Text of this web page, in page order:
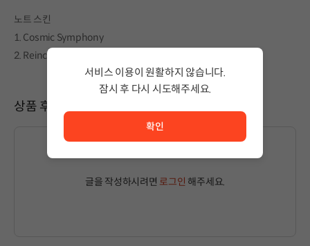
노트 스킨
1. Cosmic Symphony
2. Reincarnation of Kalpa
상품 후기
글을 작성하시려면 로그인 해주세요.
서비스 이용이 원활하지 않습니다.
잠시 후 다시 시도해주세요.
확인